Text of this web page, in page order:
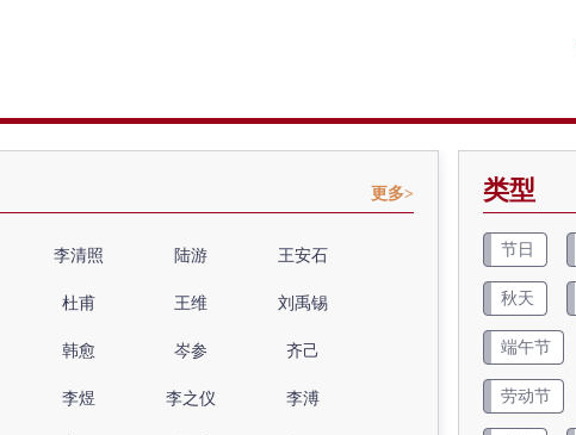
更多>
李清照 陆游 王安石
杜甫 王维 刘禹锡
韩愈 岑参 齐己
李煜 李之仪 李溥
类型
节日
秋天
端午节
劳动节